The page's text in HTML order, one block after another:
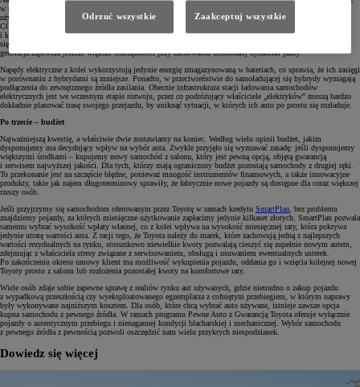
w przyszłości. Hybrydy korzystają z dwóch źródeł napędu – elektrycznego oraz spalinowego oferując swoim
użytkownikom zalety obu tych konstrukcji, takie jak duży zasięg i dobre osiągi oraz niskie spalanie i emisję
CO2. Dodatkowo, są wyposażone w automatyczne skrzynie biegów, które zapewniają cichą, płynną
i komfortową jazdę. Technologia hybrydowa Toyoty jest rozwijana nieprzerwanie od 1997 roku, co przekłada
się na potwierdzoną licznymi niezależnymi testami bezawaryjność konstrukcji, a jej najnowsza, czwarta już
generacja zapewnia jeszcze większe oszczędności przy zachowaniu doskonałej dynamiki jazdy.
Napędy elektryczne z kolei wykorzystują jedynie energię zmagazynowaną w bateriach, co sprawia, że ich zasięgi
w porównaniu z hybrydami są mniejsze. Ponadto, w przeciwieństwie do samoładującej się hybrydy wymagają
podłączenia do zewnętrznego źródła zasilania. Obecnie infrastruktura stacji ładowania samochodów
elektrycznych jest we wczesnym etapie rozwoju, przez co podróżujący właściciele „elektryków” muszą bardzo
dokładnie planować trasę swojego przejazdu, by uniknąć sytuacji, w których ich auto po prostu się rozładuje.
Po trzecie – budżet
Najważniejszą kwestię, a właściwie dwie zostawiamy na koniec. Według wielu opinii budżet, jakim
dysponujemy ma decydujący wpływ na wybór auta. Zwykle przyjęło się wyznawać zasadę: jeśli dysponujemy
większymi środkami – kupujemy nowy samochód z salonu, który jest pewną opcją, objętą gwarancją
i serwisem najwyższej jakości. Dla tych, którzy mają ograniczony budżet pozostają samochody z drugiej ręki.
To przekonanie jest na szczęście błędne, ponieważ mnogość instrumentów finansowych, a także innowacyjne
produkty, takie jak najem długoterminowy sprawiły, że fabrycznie nowe pojazdy są dostępne dla coraz większej
rzeszy osób.
Jeśli przyjrzymy się samochodom oferowanym przez Toyotę w ramach kredytu SmartPlan, bez problemu
znajdziemy pojazdy, za których miesięczne użytkowanie zapłacimy jedynie kilkaset złotych. SmartPlan pozwala
samemu wybrać wysokość wpłaty własnej, co z kolei wpływa na wysokość miesięcznej raty, która pokrywa
jedynie utratę wartości auta. Z racji tego, że Toyota należy do marek, które zachowują jedną z najlepszych
wartości rezydualnych na rynku, stosunkowo niewielkie kwoty pozwalają cieszyć się zupełnie nowym autem,
zdejmując z właściciela stresy związane z serwisowaniem, obsługą i usuwaniem ewentualnych usterek.
Po zakończeniu okresu umowy klient ma możliwość wykupienia pojazdu, oddania go i wzięcia kolejnej nowej
Toyoty prosto z salonu lub rozłożenia pozostałej kwoty na komfortowe raty.
Wiele osób zdaje sobie zapewne sprawę z realiów rynku aut używanych, gdzie nietrudno o zakup pojazdu
z wypadkową przeszłością czy wyeksploatowanego egzemplarza z cofniętym przebiegiem, w którym naprawy
były wykonywane najniższym kosztem. Dla osób, które chcą wybrać auto używane, istnieje zawsze opcja
kupna samochodu z pewnego źródła. W ramach programu Pewne Auto z Gwarancją Toyota oferuje wyłącznie
pojazdy o autentycznym przebiegu i nienagannej kondycji blacharskiej i mechanicznej. Wybór samochodu
z pewnego źródła z pewnością pozwoli oszczędzić nam wielu przykrych niespodzianek.
Dowiedz się więcej
Odrzuć wszystkie Zaakceptuj wszystkie